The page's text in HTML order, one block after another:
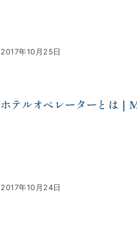
2017年10月25日
ホテルオペレーターとは｜
2017年10月24日